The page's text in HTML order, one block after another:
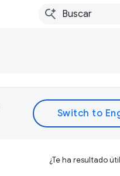
¿Te ha resultado